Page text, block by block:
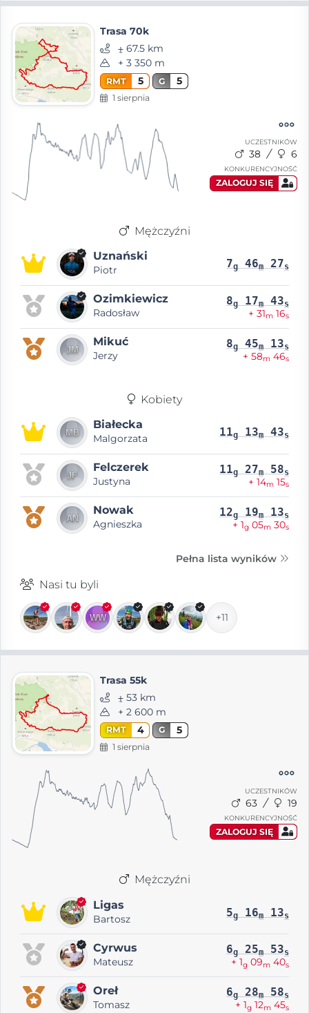
Trasa 70k
⨦ 67.5 km
+ 3 350 m
RMT 5 G 5
1 sierpnia
UCZESTNIKÓW
38 6
KONKURENCYJNOŚĆ
ZALOGUJ SIĘ
Mężczyźni
Uznański
Piotr 7g 46m 27s
Ozimkiewicz
Radosław
8g 17m 43s
+ 31m 16s
Mikuć
Jerzy
8g 45m 13s
+ 58m 46s
Kobiety
Białecka
Malgorzata 11g 13m 43s
Felczerek
Justyna
11g 27m 58s
+ 14m 15s
Nowak
Agnieszka
12g 19m 13s
+ 1g 05m 30s
Pełna lista wyników
Nasi tu byli
+11
Trasa 55k
⨦ 53 km
+ 2 600 m
RMT 4 G 5
1 sierpnia
UCZESTNIKÓW
63 19
KONKURENCYJNOŚĆ
ZALOGUJ SIĘ
Mężczyźni
Ligas
Bartosz 5g 16m 13s
Cyrwus
Mateusz
6g 25m 53s
+ 1g 09m 40s
Oreł
Tomasz
6g 28m 58s
+ 1g 12m 45s